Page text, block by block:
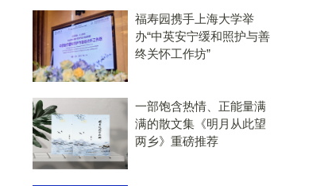
福寿园携手上海大学举
办“中英安宁缓和照护与善
终关怀工作坊”
一部饱含热情、正能量满
满的散文集《明月从此望
两乡》重磅推荐